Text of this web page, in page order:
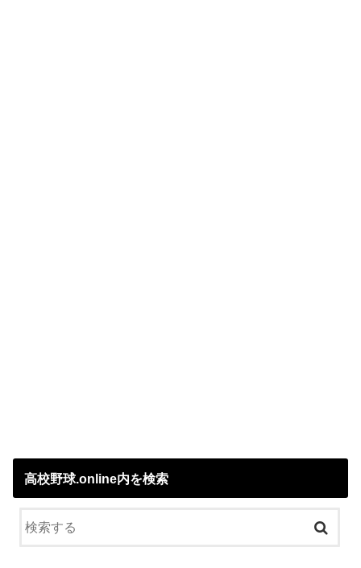
高校野球.online内を検索